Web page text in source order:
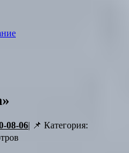
08-06| 📌 Категория: